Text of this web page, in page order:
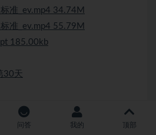
准_ev.mp4 34.74M
准_ev.mp4 55.79M
185.00kb
30天
问答 我的 顶部